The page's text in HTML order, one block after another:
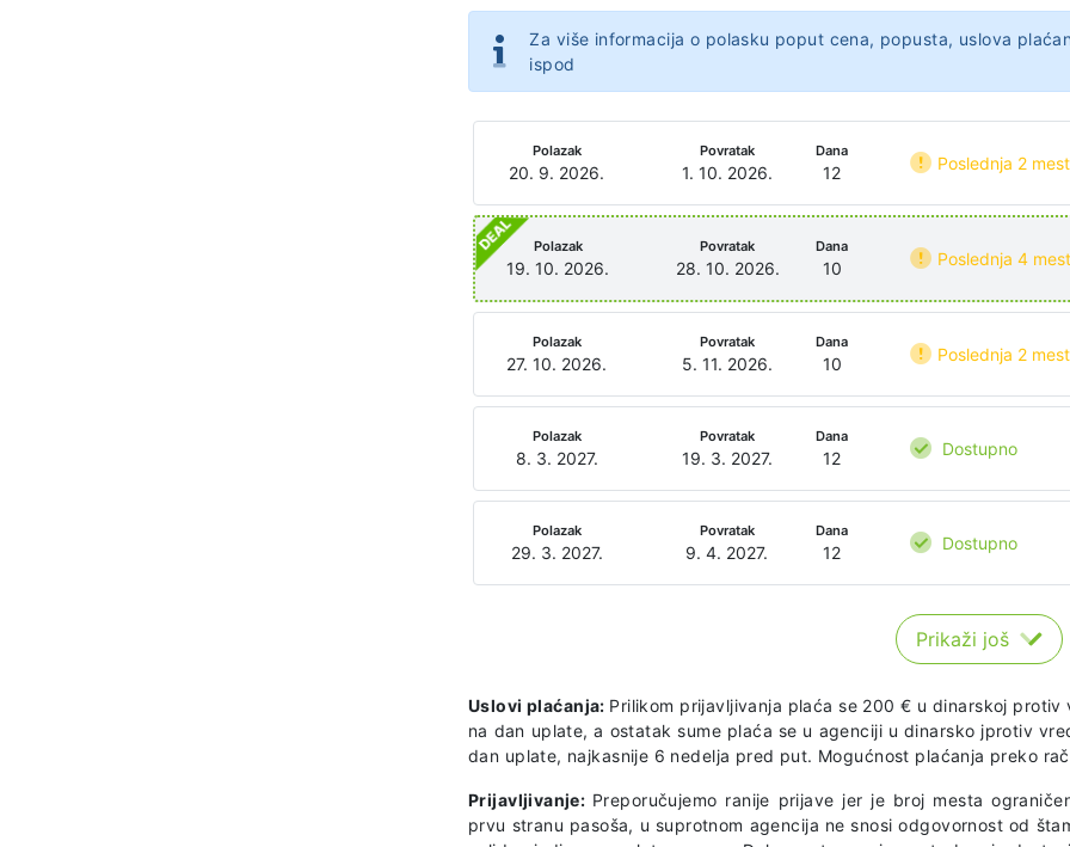
Za više informacija o polasku poput cena, popusta, uslova
ispod
Polazak
20. 9. 2026.
Povratak
1. 10. 2026.
Dana
12 Poslednja 2
Polazak
19. 10. 2026.
Povratak
28. 10. 2026.
Dana
10 Poslednja 4
Polazak
27. 10. 2026.
Povratak
5. 11. 2026.
Dana
10 Poslednja 2
Polazak
8. 3. 2027.
Povratak
19. 3. 2027.
Dana
12 Dostupno
Polazak
29. 3. 2027.
Povratak
9. 4. 2027.
Dana
12 Dostupno
Prikaži još
Uslovi plaćanja: Prilikom prijavljivanja plaća se 200 € u dinarskoj
na dan uplate, a ostatak sume plaća se u agenciji u dinarsko jprotiv
dan uplate, najkasnije 6 nedelja pred put. Mogućnost plaćanja preko
Prijavljivanje: Preporučujemo ranije prijave jer je broj mesta
prvu stranu pasoša, u suprotnom agencija ne snosi odgovornost od